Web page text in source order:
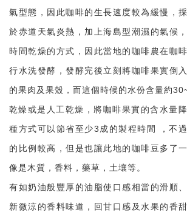
氣型態，因此咖啡的生長速度較為緩慢，
於赤道天氣炎熱，加上海島型潮濕的氣候
時間乾燥的方式，因此當地的咖啡農在咖
行水洗發酵，發酵完後立刻將咖啡果實倒
的果肉及果殼，而這個時候的水份含量約
乾燥或是人工乾燥，將咖啡果實的含水量
種方式可以節省至少3成的製程時間 ，不
的比例較高，但是也讓此地的咖啡豆多了
像是木質，香料，藥草，土壤等。
有如奶油般豐厚的油脂使口感相當的滑順
新微涼的香料味道，回甘口感及水果的香